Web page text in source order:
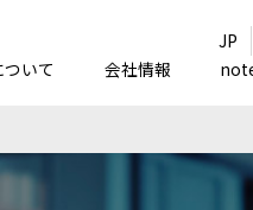
JP
ついて 会社情報